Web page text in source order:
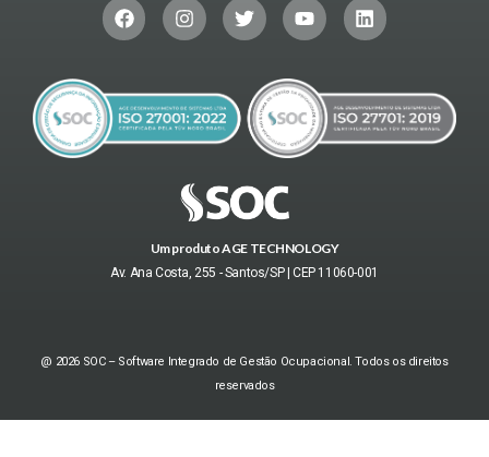
Um produto AGE TECHNOLOGY
Av. Ana Costa, 255 - Santos/SP | CEP 11060-001
@ 2026 SOC – Software Integrado de Gestão Ocupacional. Todos os direitos
reservados